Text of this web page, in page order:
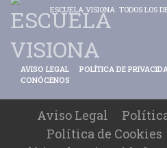
ESCUELA VISIONA. TODOS LOS
AVISO LEGAL POLÍTICA DE
CONÓCENOS
Aviso Legal
Política de Cookies